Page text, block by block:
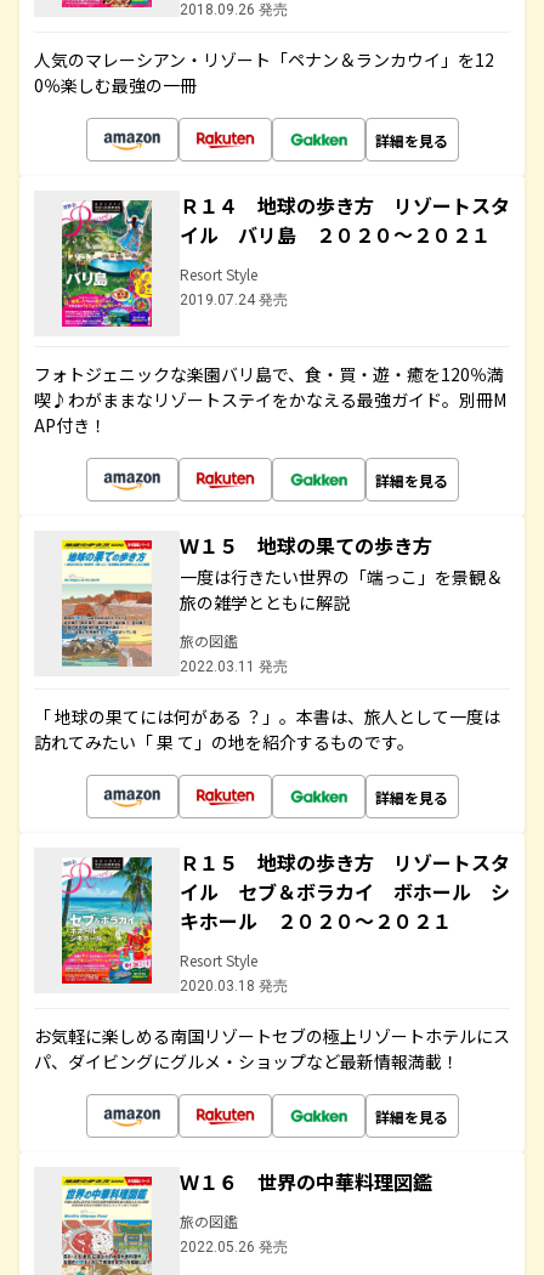
2018.09.26 発売
人気のマレーシアン・リゾート「ペナン＆ランカウイ」を12
0％楽しむ最強の一冊
詳細を見る
Ｒ１４ 地球の歩き方 リゾートスタ
イル バリ島 ２０２０～２０２１
Resort Style
2019.07.24 発売
フォトジェニックな楽園バリ島で、食・買・遊・癒を120％満
喫♪わがままなリゾートステイをかなえる最強ガイド。別冊M
AP付き！
詳細を見る
Ｗ１５ 地球の果ての歩き方
一度は行きたい世界の「端っこ」を景観＆
旅の雑学とともに解説
旅の図鑑
2022.03.11 発売
「 地球の果てには何がある ？」。本書は、旅人として一度は
訪れてみたい「 果 て」の地を紹介するものです。
詳細を見る
Ｒ１５ 地球の歩き方 リゾートスタ
イル セブ＆ボラカイ ボホール シ
キホール ２０２０～２０２１
Resort Style
2020.03.18 発売
お気軽に楽しめる南国リゾートセブの極上リゾートホテルにス
パ、ダイビングにグルメ・ショップなど最新情報満載！
詳細を見る
Ｗ１６ 世界の中華料理図鑑
旅の図鑑
2022.05.26 発売